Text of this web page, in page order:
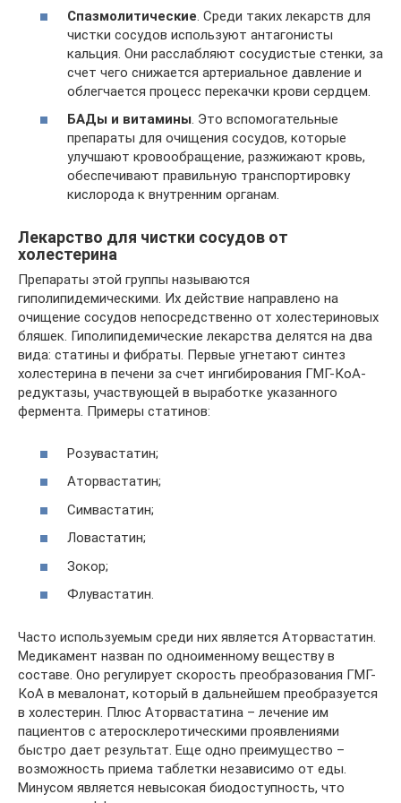
Спазмолитические . Среди таких лекарств для
чистки сосудов используют антагонисты
кальция. Они расслабляют сосудистые стенки, за
счет чего снижается артериальное давление и
облегчается процесс перекачки крови сердцем.
БАДы и витамины. Это вспомогательные
препараты для очищения сосудов, которые
улучшают кровообращение, разжижают кровь,
обеспечивают правильную транспортировку
кислорода к внутренним органам.
Лекарство для чистки сосудов от
холестерина
Препараты этой группы называются
гиполипидемическими. Их действие направлено на
очищение сосудов непосредственно от холестериновых
бляшек. Гиполипидемические лекарства делятся на два
вида: статины и фибраты. Первые угнетают синтез
холестерина в печени за счет ингибирования ГМГ-КоА-
редуктазы, участвующей в выработке указанного
фермента. Примеры статинов:
Розувастатин;
Аторвастатин;
Симвастатин;
Ловастатин;
Зокор;
Флувастатин.
Часто используемым среди них является Аторвастатин.
Медикамент назван по одноименному веществу в
составе. Оно регулирует скорость преобразования ГМГ-
КоА в мевалонат, который в дальнейшем преобразуется
в холестерин. Плюс Аторвастатина – лечение им
пациентов с атеросклеротическими проявлениями
быстро дает результат. Еще одно преимущество –
возможность приема таблетки независимо от еды.
Минусом является невысокая биодоступность, что